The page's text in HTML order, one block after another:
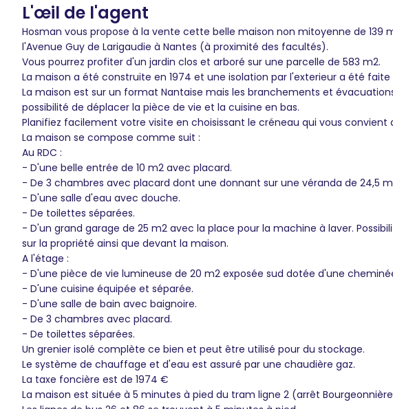
L'œil de l'agent
Hosman vous propose à la vente cette belle maison non mitoyenne de 139
l'Avenue Guy de Larigaudie à Nantes (à proximité des facultés).
Vous pourrez profiter d'un jardin clos et arboré sur une parcelle de 583 m2.
La maison a été construite en 1974 et une isolation par l'exterieur a été faite
La maison est sur un format Nantaise mais les branchements et
possibilité de déplacer la pièce de vie et la cuisine en bas.
Planifiez facilement votre visite en choisissant le créneau qui vous convient
La maison se compose comme suit :
Au RDC :
- D'une belle entrée de 10 m2 avec placard.
- De 3 chambres avec placard dont une donnant sur une véranda de 24,5
- D'une salle d'eau avec douche.
- De toilettes séparées.
- D'un grand garage de 25 m2 avec la place pour la machine à laver.
sur la propriété ainsi que devant la maison.
A l'étage :
- D'une pièce de vie lumineuse de 20 m2 exposée sud dotée d'une
- D'une cuisine équipée et séparée.
- D'une salle de bain avec baignoire.
- De 3 chambres avec placard.
- De toilettes séparées.
Un grenier isolé complète ce bien et peut être utilisé pour du stockage.
Le système de chauffage et d'eau est assuré par une chaudière gaz.
La taxe foncière est de 1974 €
La maison est située à 5 minutes à pied du tram ligne 2 (arrêt